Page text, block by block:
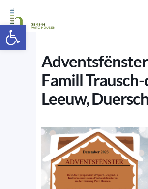
Famill
Leeuw,
Ouvrir la barre d’outils